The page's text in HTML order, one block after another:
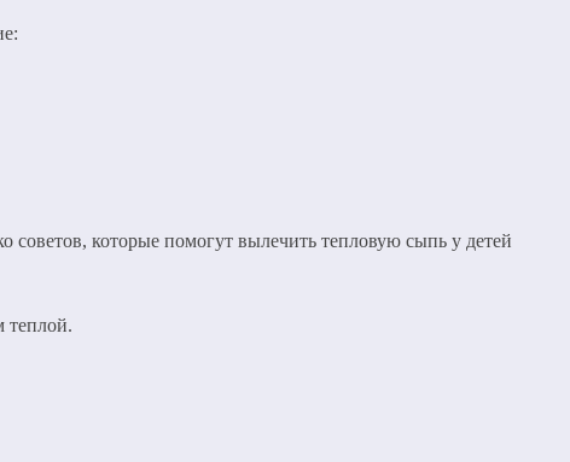
которые помогут вылечить тепловую сыпь у детей
теплой.